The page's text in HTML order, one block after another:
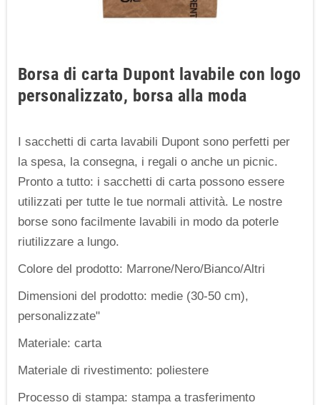
Borsa di carta Dupont lavabile con logo
personalizzato, borsa alla moda
I sacchetti di carta lavabili Dupont sono perfetti per
la spesa, la consegna, i regali o anche un picnic.
Pronto a tutto: i sacchetti di carta possono essere
utilizzati per tutte le tue normali attività. Le nostre
borse sono facilmente lavabili in modo da poterle
riutilizzare a lungo.
Colore del prodotto: Marrone/Nero/Bianco/Altri
Dimensioni del prodotto: medie (30-50 cm),
personalizzate"
Materiale: carta
Materiale di rivestimento: poliestere
Processo di stampa: stampa a trasferimento